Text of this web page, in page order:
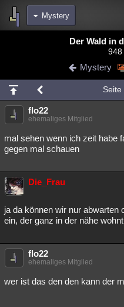
Mystery
Chat Wiki Neuigkeiten
meine Rubriken
Menschen
Spiritualität Verschwörungen
weitere Rubriken
Philosophie
Astronomie Helpdesk
Musik Clash
Übersichten
Besucht Teilgenommen
Der Wald in
948
Mystery
Seite
flo22
ehemaliges Mitglied
mal sehen wenn ich zeit habe
gegen mal schauen
Die_Frau
ja da können wir nur abwarten
ein, der ganz in der nähe
flo22
ehemaliges Mitglied
wer ist das den den kann der